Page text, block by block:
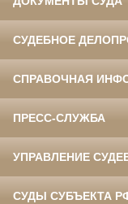
СУДЕБНОЕ
СПРАВОЧНАЯ
ПРЕСС-СЛУЖБА
УПРАВЛЕНИЕ
СУДЫ СУБЪЕКТА